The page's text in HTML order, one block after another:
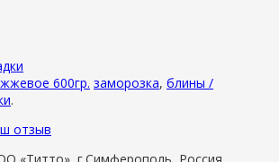
600гр. заморозка, блины /
.
отзыв